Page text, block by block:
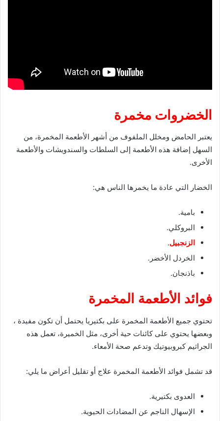
الخضروات مخمرة
يعتبر الحامض ومخلل الملفوف من أشهر الأطعمة المخمرة، من
السهل إضافة هذه الأطعمة إلى السلطات والسندويشات والأطعمة
الأخرى.
الخضار التي عادة ما يخمرها الناس هي:
بامية.
البروكلي.
الزنجبيل.
الخردل الأخضر.
باذنجان.
فوائد الأطعمة المخمرة
تحتوي جميع الأطعمة المخمرة على بكتيريا يحتمل أن تكون مفيدة ،
وبعضها يحتوي على كائنات حية أخرى، مثل الخميرة، تعمل هذه
الجراثيم كبروبيوتيك وتدعم صحة الأمعاء.
قد تشمل فوائد الأطعمة المخمرة علاج أو تقليل أعراض ما يلي:
العدوى بكتيرية.
الإسهال الناجم عن المضادات الحيوية.